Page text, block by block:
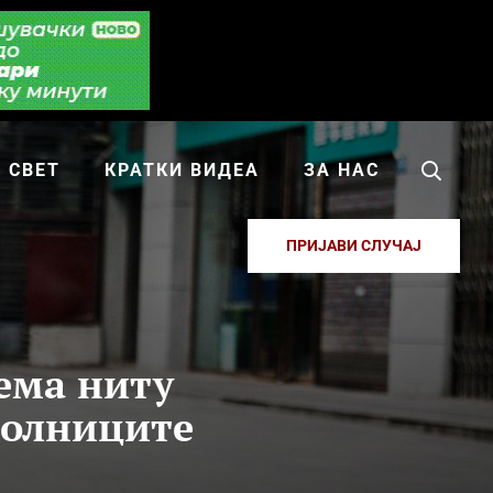
СВЕТ КРАТКИ ВИДЕА ЗА НАС
ПРИЈАВИ СЛУЧАЈ
ниту